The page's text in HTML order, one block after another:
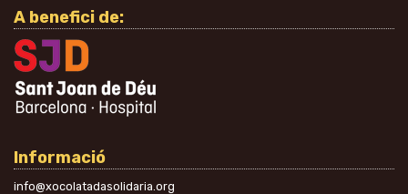
A benefici de:
Informació
info@xocolatadasolidaria.org